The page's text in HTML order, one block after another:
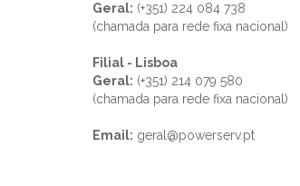
Geral: (+351) 224 084 738
(chamada para rede fixa nacional)
Filial - Lisboa
Geral: (+351) 214 079 580
(chamada para rede fixa nacional)
Email: geral@powerserv.pt